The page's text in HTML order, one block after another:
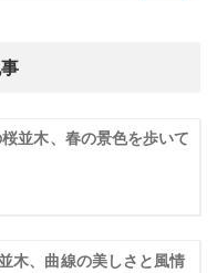
並木、春の景色を歩いて
木、曲線の美しさと風情